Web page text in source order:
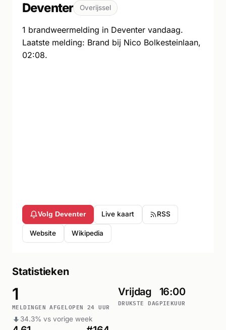
Deventer Overijssel
1 brandweermelding in Deventer vandaag.
Laatste melding: Brand bij Nico Bolkesteinlaan,
02:08.
Volg Deventer Live kaart RSS
Website Wikipedia
Statistieken
1
MELDINGEN AFGELOPEN 24 UUR
34.3% vs vorige week
Vrijdag
DRUKSTE DAG
16:00
PIEKUUR